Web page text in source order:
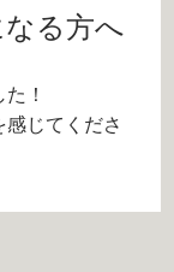
る方へ
！
じてくださ